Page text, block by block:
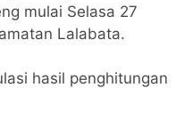
mulai Selasa 27
Lalabata.
hasil penghitungan